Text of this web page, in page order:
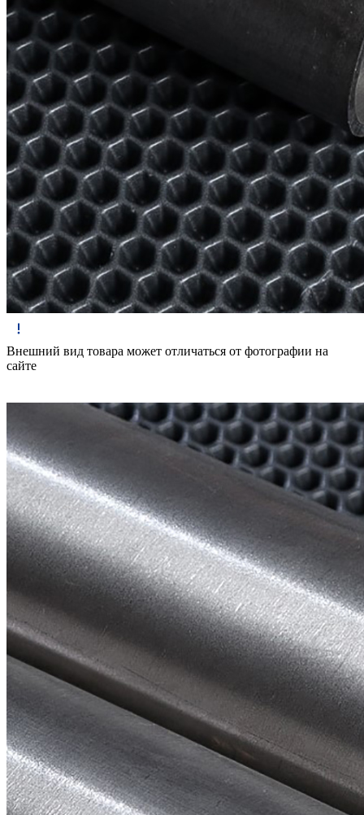
Внешний вид товара может отличаться от фотографии на
сайте